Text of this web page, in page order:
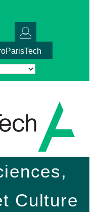
Translate
Culture